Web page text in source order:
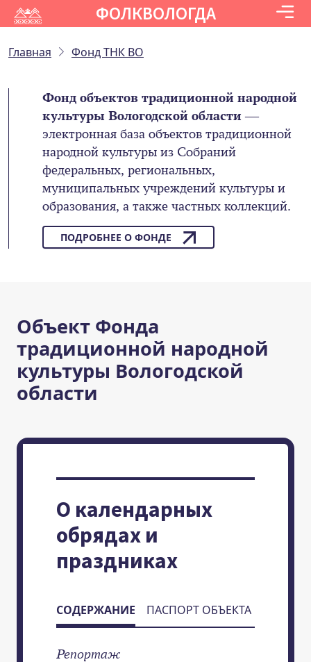
ФОЛКВОЛОГДА
Главная Фонд ТНК ВО
Фонд объектов традиционной народной
культуры Вологодской области—
электронная база объектов традиционной
народной культуры из Собраний
федеральных, региональных,
муниципальных учреждений культуры и
образования, а также частных коллекций.
ПОДРОБНЕЕ О ФОНДЕ
Объект Фонда
традиционной народной
культуры Вологодской
области
О календарных
обрядах и
праздниках
СОДЕРЖАНИЕ ПАСПОРТ ОБЪЕКТА
Репортаж